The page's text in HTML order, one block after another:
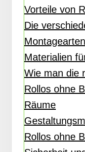
Vorteile von
Die
Materialien
Wie man die
Rollos ohne
Räume
Rollos ohne